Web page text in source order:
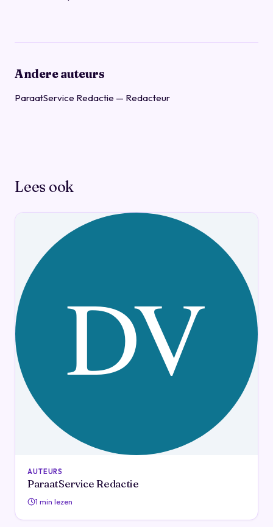
Andere auteurs
ParaatService Redactie — Redacteur
Lees ook
AUTEURS
ParaatService Redactie
1 min lezen